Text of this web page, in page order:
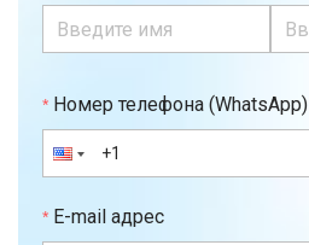
Номер телефона (WhatsApp)
E-mail адрес